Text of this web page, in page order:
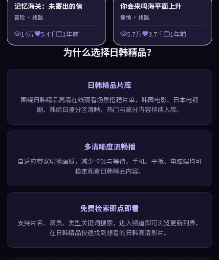
记忆海关：未寄出的信
冒险 · 线路
14万 5.4千 1年前
你会来吗海平面上升
爱情 · 线路
5.7万 3.7千 1年前
为什么选择日韩精品？
日韩精品片库
围绕日韩精品高清在线观看场景搭建片单，韩国电影、日本电视
剧、韩综日漫分区清晰，热门与高分内容持续入库。
多清晰度流畅播
自适应带宽切换画质，减少卡顿与等待，手机、平板、电脑端均可
稳定观看日韩精品内容。
免费检索即点即看
支持片名、演员、类型关键词搜索，进入频道即可浏览更新列表，
在日韩精品快速找到想看的日韩高清影片。